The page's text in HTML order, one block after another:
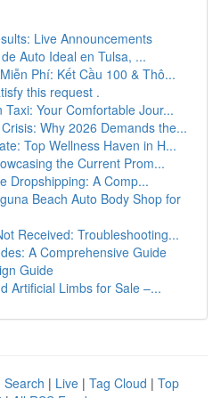
Live Announcements
Auto Ideal en Tulsa, ...
Phí: Kết Cầu 100 & Thô...
this request .
Taxi: Your Comfortable Jour...
Why 2026 Demands the...
Top Wellness Haven in H...
the Current Prom...
Dropshipping: A Comp...
Beach Auto Body Shop for
Received: Troubleshooting...
A Comprehensive Guide
Guide
Artificial Limbs for Sale –...
Search | Live | Tag Cloud | Top